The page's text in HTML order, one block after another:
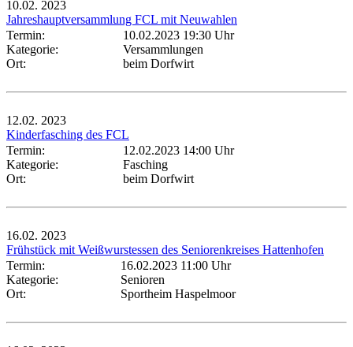
10.02. 2023
Jahreshauptversammlung FCL mit Neuwahlen
Termin:
10.02.2023 19:30 Uhr
Kategorie:
Versammlungen
Ort:
beim Dorfwirt
12.02. 2023
Kinderfasching des FCL
Termin:
12.02.2023 14:00 Uhr
Kategorie:
Fasching
Ort:
beim Dorfwirt
16.02. 2023
Frühstück mit Weißwurstessen des Seniorenkreises Hattenhofen
Termin:
16.02.2023 11:00 Uhr
Kategorie:
Senioren
Ort:
Sportheim Haspelmoor